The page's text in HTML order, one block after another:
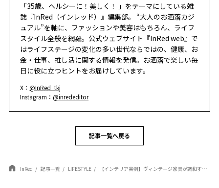
「35歳、ヘルシーに！美しく！ 」をテーマにしている雑
誌『InRed（インレッド）』編集部。 “大人のお洒落カジ
ュアル”を軸に、ファッションや美容はもちろん、ライフ
スタイル全般を網羅。公式ウェブサイト『InRed web』で
はライフステージの変化の多い世代ならではの、健康、お
金・仕事、推し活に関する情報を発信。お洒落で楽しい毎
日に役に立つヒントをお届けしています。
X：@InRed_tkj
Instagram：@inrededitor
記事一覧へ戻る
InRed 記事一覧 LIFESTYLE 【インテリア実例】ヴィンテージ家具が調和する【一人暮らし】のおしゃれ部屋